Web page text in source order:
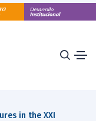
in the XXI